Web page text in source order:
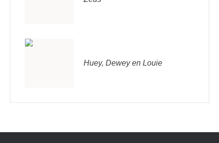
Huey, Dewey en Louie